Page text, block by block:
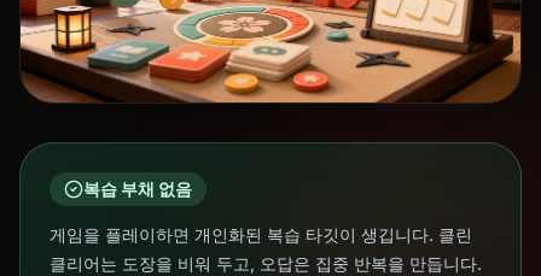
복습 부채 없음
게임을 플레이하면 개인화된 복습 타깃이 생깁니다. 클린
클리어는 도장을 비워 두고, 오답은 집중 반복을 만듭니다.